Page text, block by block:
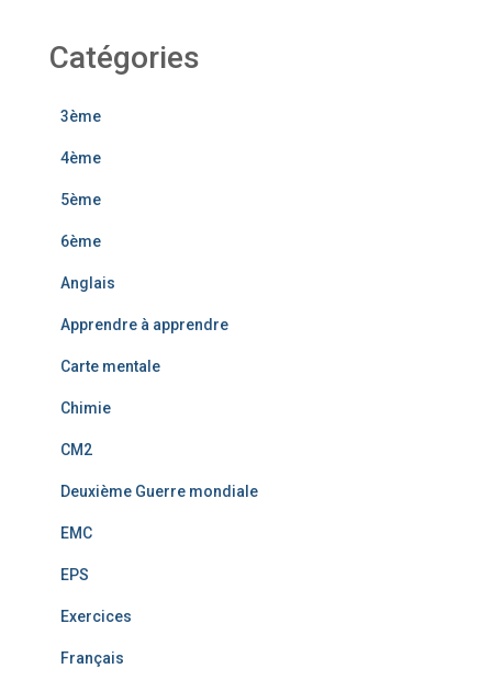
Catégories
3ème
4ème
5ème
6ème
Anglais
Apprendre à apprendre
Carte mentale
Chimie
CM2
Deuxième Guerre mondiale
EMC
EPS
Exercices
Français